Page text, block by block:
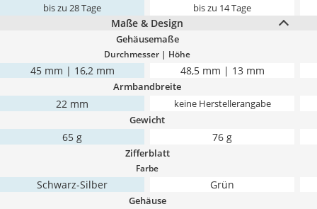
bis zu 28 Tage bis zu 14 Tage
Maße & Design
Gehäusemaße
Durchmesser | Höhe
45 mm | 16,2 mm 48,5 mm | 13 mm
Armbandbreite
22 mm keine Herstellerangabe
Gewicht
65 g 76 g
Zifferblatt
Farbe
Schwarz-Silber Grün
Gehäuse